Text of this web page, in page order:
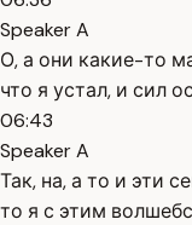
Speaker A
О, а они какие-то
что я устал, и сил
06:43
Speaker A
Так, на, а то и эти
то я с этим